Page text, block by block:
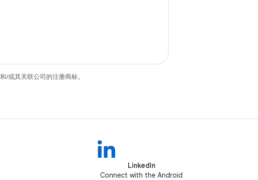
/或其关联公司的注册商标。
LinkedIn
Connect with the Android